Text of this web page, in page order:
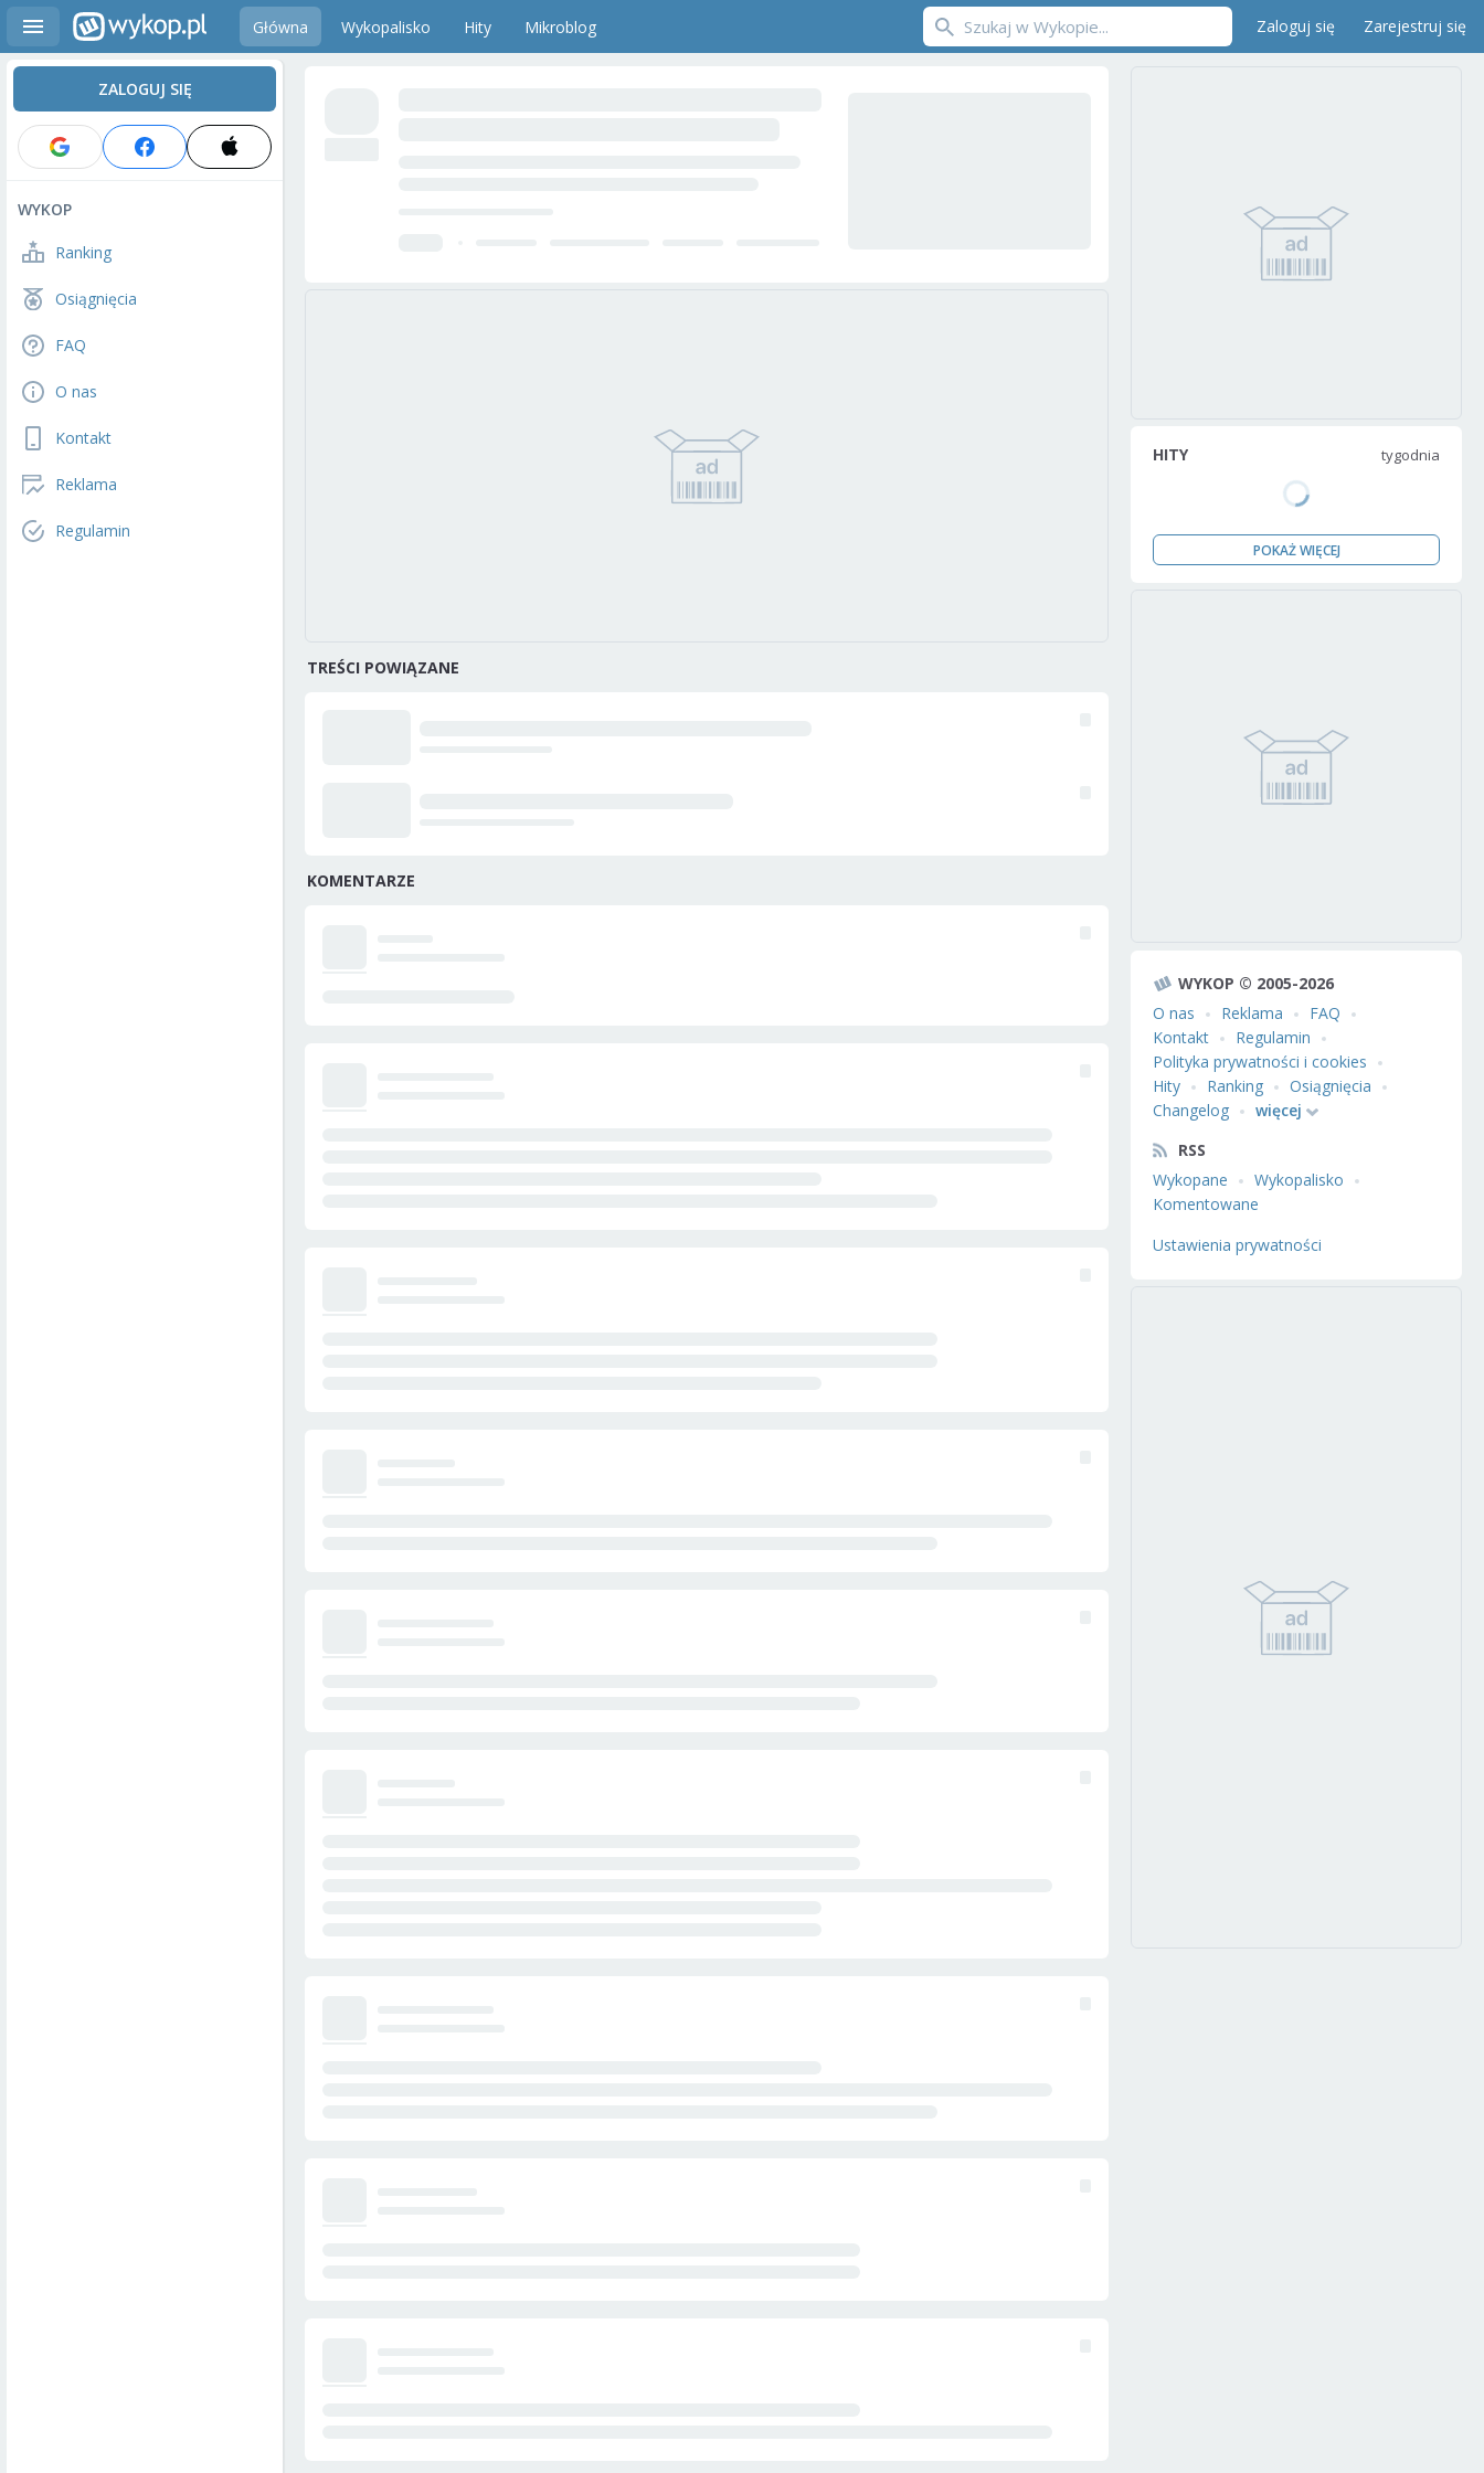
Główna Wykopalisko Hity Mikroblog Zaloguj się Zarejestruj się
ZALOGUJ SIĘ
WYKOP
Ranking
Osiągnięcia
FAQ
O nas
Kontakt
Reklama
Regulamin
TREŚCI POWIĄZANE
KOMENTARZE
HITY tygodnia
POKAŻ WIĘCEJ
WYKOP © 2005-2026
O nas
Reklama
FAQ
Kontakt
Regulamin
Polityka prywatności i cookies
Hity
Ranking
Osiągnięcia
Changelog
więcej
RSS
Wykopane
Wykopalisko
Komentowane
Ustawienia prywatności